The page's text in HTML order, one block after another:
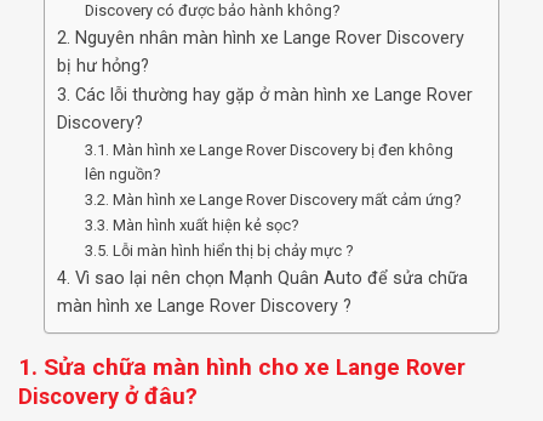
Discovery có được bảo hành không?
2. Nguyên nhân màn hình xe Lange Rover Discovery
bị hư hỏng?
3. Các lỗi thường hay gặp ở màn hình xe Lange Rover
Discovery?
3.1. Màn hình xe Lange Rover Discovery bị đen không
lên nguồn?
3.2. Màn hình xe Lange Rover Discovery mất cảm ứng?
3.3. Màn hình xuất hiện kẻ sọc?
3.5. Lỗi màn hình hiển thị bị chảy mực ?
4. Vì sao lại nên chọn Mạnh Quân Auto để sửa chữa
màn hình xe Lange Rover Discovery ?
1. Sửa chữa màn hình cho xe Lange Rover
Discovery ở đâu?